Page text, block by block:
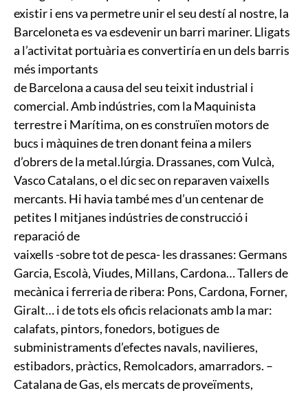
existir i ens va permetre unir el seu destí al nostre, la
Barceloneta es va esdevenir un barri mariner. Lligats
a l’activitat portuària es convertiría en un dels barris
més importants
de Barcelona a causa del seu teixit industrial i
comercial. Amb indústries, com la Maquinista
terrestre i Marítima, on es construïen motors de
bucs i màquines de tren donant feina a milers
d’obrers de la metal.lúrgia. Drassanes, com Vulcà,
Vasco Catalans, o el dic sec on reparaven vaixells
mercants. Hi havia també mes d’un centenar de
petites I mitjanes indústries de construcció i
reparació de
vaixells -sobre tot de pesca- les drassanes: Germans
Garcia, Escolà, Viudes, Millans, Cardona… Tallers de
mecànica i ferreria de ribera: Pons, Cardona, Forner,
Giralt… i de tots els oficis relacionats amb la mar:
calafats, pintors, fonedors, botigues de
subministraments d’efectes navals, navilieres,
estibadors, pràctics, Remolcadors, amarradors. –
Catalana de Gas, els mercats de proveïments,